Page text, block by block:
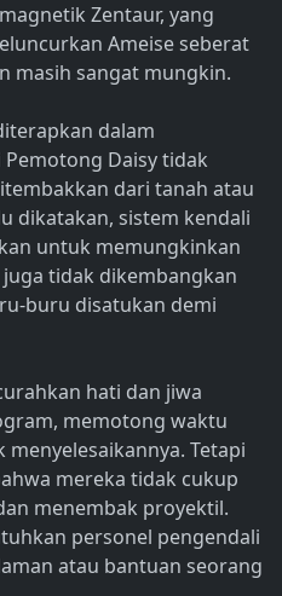
Zentaur, yang
Ameise seberat
masih sangat mungkin.
dalam
Daisy tidak
dari tanah atau
dikatakan, sistem kendali
untuk memungkinkan
tidak dikembangkan
buru disatukan demi
hati dan jiwa
memotong waktu
Tetapi
mereka tidak cukup
menembak proyektil.
personel pengendali
atau bantuan seorang